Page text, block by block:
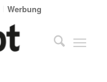
Werbung